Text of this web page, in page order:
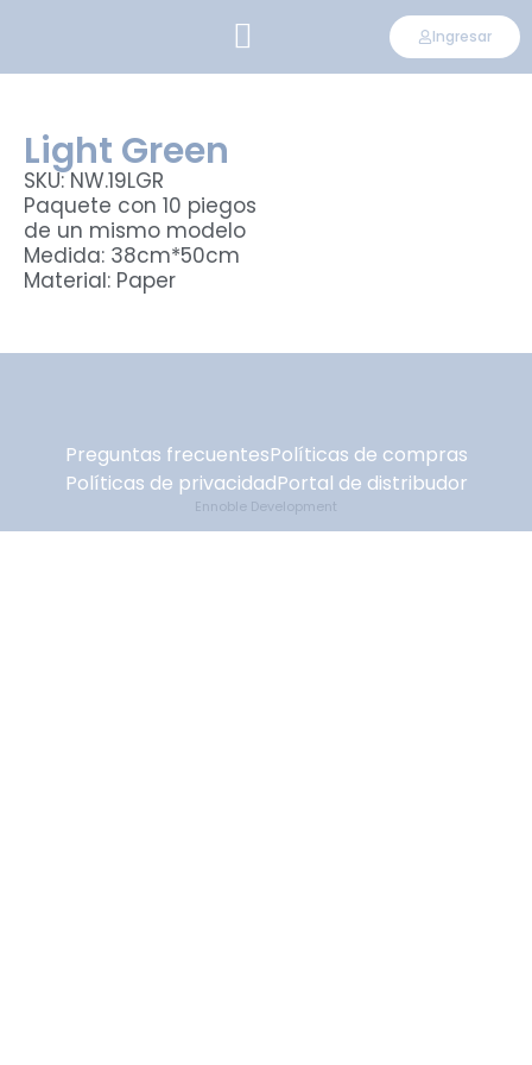
Ingresar
Light Green
SKU: NW.19LGR
Paquete con 10 piegos
de un mismo modelo
Medida: 38cm*50cm
Material: Paper
Preguntas frecuentesPolíticas de compras
Políticas de privacidadPortal de distribudor
Ennoble Development